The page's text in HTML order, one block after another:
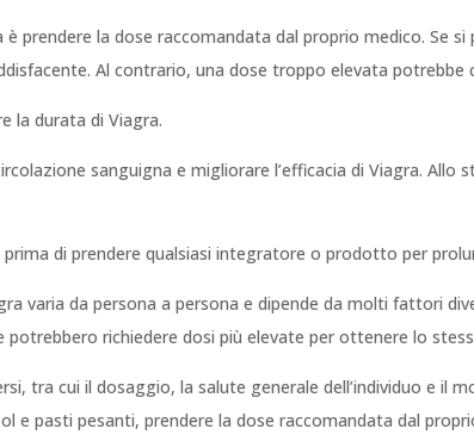
prendere la dose raccomandata dal proprio medico. Se
Al contrario, una dose troppo elevata
la durata di Viagra.
sanguigna e migliorare l’efficacia di Viagra. Allo
di prendere qualsiasi integratore o prodotto per
varia da persona a persona e dipende da molti fattori
potrebbero richiedere dosi più elevate per ottenere lo
tra cui il dosaggio, la salute generale dell’individuo e il
pasti pesanti, prendere la dose raccomandata dal